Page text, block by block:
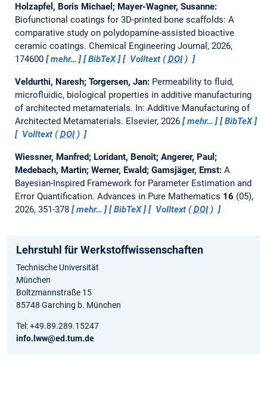
Holzapfel, Boris Michael; Mayer-Wagner, Susanne:
Biofunctional coatings for 3D-printed bone scaffolds: A
comparative study on polydopamine-assisted bioactive
ceramic coatings. Chemical Engineering Journal, 2026,
174600
mehr… BibTeX Volltext (DOI)
Veldurthi, Naresh; Torgersen, Jan: Permeability to fluid,
microfluidic, biological properties in additive manufacturing
of architected metamaterials. In: Additive Manufacturing of
Architected Metamaterials. Elsevier, 2026
mehr…
BibTeX
Volltext (DOI)
Wiessner, Manfred; Loridant, Benoît; Angerer, Paul;
Medebach, Martin; Werner, Ewald; Gamsjäger, Ernst: A
Bayesian-Inspired Framework for Parameter Estimation and
Error Quantification. Advances in Pure Mathematics 16 (05),
2026, 351-378
mehr… BibTeX Volltext (DOI)
Lehrstuhl für Werkstoffwissenschaften
Technische Universität
München
Boltzmannstraße 15
85748 Garching b. München
Tel: +49.89.289.15247
info.lww@ed.tum.de